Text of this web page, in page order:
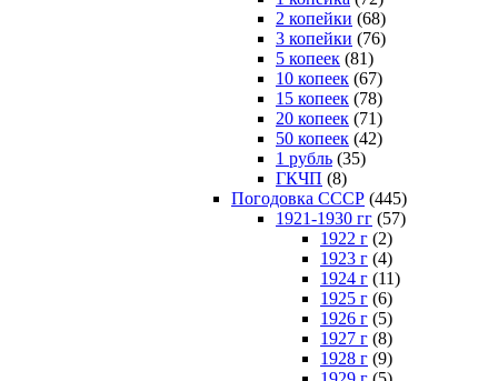
2 копейки (68)
3 копейки (76)
5 копеек (81)
10 копеек (67)
15 копеек (78)
20 копеек (71)
50 копеек (42)
1 рубль (35)
ГКЧП (8)
Погодовка СССР (445)
1921-1930 гг (57)
1922 г (2)
1923 г (4)
1924 г (11)
1925 г (6)
1926 г (5)
1927 г (8)
1928 г (9)